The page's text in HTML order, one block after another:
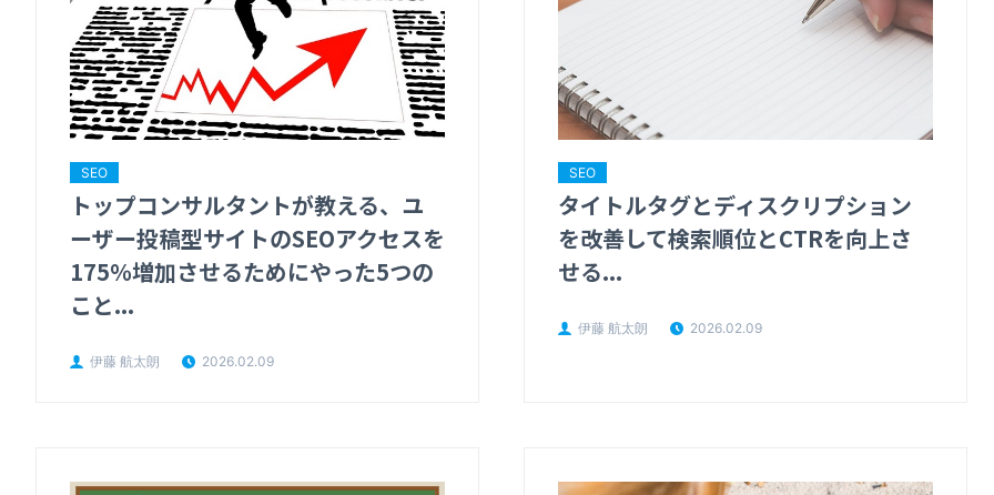
SEO
トップコンサルタントが教える、ユ
ーザー投稿型サイトのSEOアクセスを
175％増加させるためにやった5つの
こと...
伊藤 航太朗 2026.02.09
SEO
タイトルタグとディスクリプション
を改善して検索順位とCTRを向上さ
せる...
伊藤 航太朗 2026.02.09